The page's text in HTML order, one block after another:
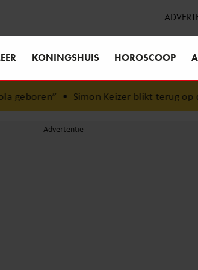
KONINGSHUIS HOROSCOOP
Keizer blikt terug op donkere